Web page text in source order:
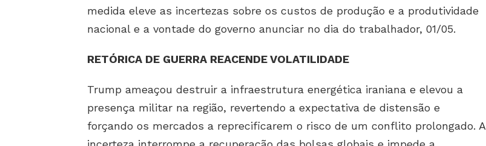
medida eleve as incertezas sobre os custos de produção e a produtividade
nacional e a vontade do governo anunciar no dia do trabalhador, 01/05.
RETÓRICA DE GUERRA REACENDE VOLATILIDADE
Trump ameaçou destruir a infraestrutura energética iraniana e elevou a
presença militar na região, revertendo a expectativa de distensão e
forçando os mercados a reprecificarem o risco de um conflito prolongado. A